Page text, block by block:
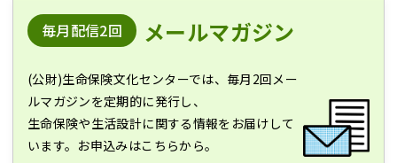
毎月配信2回 メールマガジン
(公財)生命保険文化センターでは、毎月2回メー
ルマガジンを定期的に発行し、
生命保険や生活設計に関する情報をお届けして
います。お申込みはこちらから。